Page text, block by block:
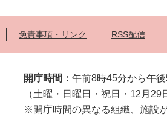
免責事項・リンク RSS配信
開庁時間： 午前8時45分から午
（土曜・日曜日・祝日・12月29
※開庁時間の異なる組織、施設が